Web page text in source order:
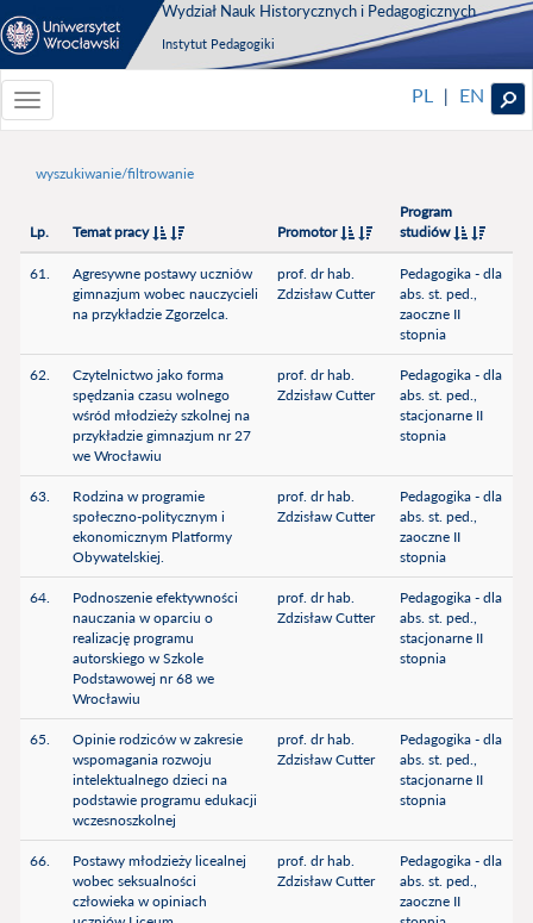
Wydział Nauk Historycznych i Pedagogicznych
Instytut Pedagogiki
Toggle
navigationToggle
PL | EN
wyszukiwanie/filtrowanie
Lp. Temat pracy Promotor
Program
studiów
61.
Agresywne postawy uczniów
gimnazjum wobec nauczycieli
na przykładzie Zgorzelca.
prof. dr hab.
Zdzisław Cutter
Pedagogika - dla
abs. st. ped.,
zaoczne II
stopnia
62.
Czytelnictwo jako forma
spędzania czasu wolnego
wśród młodzieży szkolnej na
przykładzie gimnazjum nr 27
we Wrocławiu
prof. dr hab.
Zdzisław Cutter
Pedagogika - dla
abs. st. ped.,
stacjonarne II
stopnia
63.
Rodzina w programie
społeczno-politycznym i
ekonomicznym Platformy
Obywatelskiej.
prof. dr hab.
Zdzisław Cutter
Pedagogika - dla
abs. st. ped.,
zaoczne II
stopnia
64.
Podnoszenie efektywności
nauczania w oparciu o
realizację programu
autorskiego w Szkole
Podstawowej nr 68 we
Wrocławiu
prof. dr hab.
Zdzisław Cutter
Pedagogika - dla
abs. st. ped.,
stacjonarne II
stopnia
65.
Opinie rodziców w zakresie
wspomagania rozwoju
intelektualnego dzieci na
podstawie programu edukacji
wczesnoszkolnej
prof. dr hab.
Zdzisław Cutter
Pedagogika - dla
abs. st. ped.,
stacjonarne II
stopnia
66.
Postawy młodzieży licealnej
wobec seksualności
człowieka w opiniach
prof. dr hab.
Zdzisław Cutter
Pedagogika - dla
abs. st. ped.,
zaoczne II